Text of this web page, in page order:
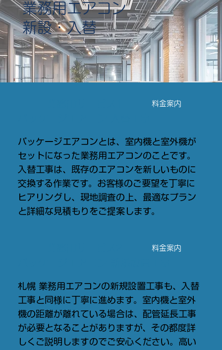
業務用エアコン
新設・入替
料金案内
パッケージエアコンとは、室内機と室外機が
セットになった業務用エアコンのことです。
入替工事は、既存のエアコンを新しいものに
交換する作業です。お客様のご要望を丁寧に
ヒアリングし、現地調査の上、最適なプラン
と詳細な見積もりをご提案します。
料金案内
札幌 業務用エアコンの新規設置工事も、入替
工事と同様に丁寧に進めます。室内機と室外
機の距離が離れている場合は、配管延長工事
が必要となることがありますが、その都度詳
しくご説明しますのでご安心ください。高い